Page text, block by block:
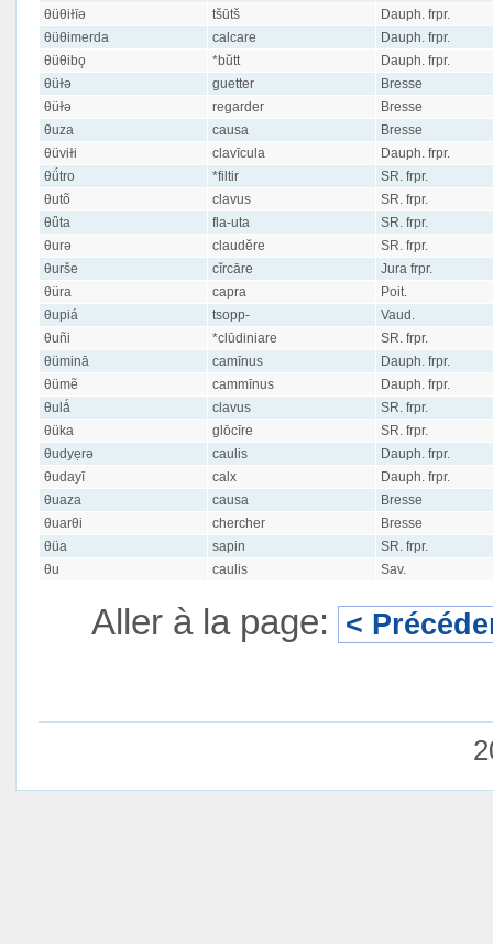
θüθiɫīə
tšūtš
Dauph. frpr.
θüθimerda
calcare
Dauph. frpr.
θüθibǫ
*bŭtt
Dauph. frpr.
θüɫə
guetter
Bresse
θüɫə
regarder
Bresse
θuza
causa
Bresse
θüviɫi
clavīcula
Dauph. frpr.
θǘtro
*filtir
SR. frpr.
θutõ
clavus
SR. frpr.
θǖta
fla-uta
SR. frpr.
θurə
claudĕre
SR. frpr.
θurše
cĭrcāre
Jura frpr.
θüra
capra
Poit.
θupiá
tsopp-
Vaud.
θuñi
*clūdiniare
SR. frpr.
θüminā
camīnus
Dauph. frpr.
θümẽ
cammīnus
Dauph. frpr.
θulǻ
clavus
SR. frpr.
θüka
glōcīre
SR. frpr.
θudyẹrə
caulis
Dauph. frpr.
θudayī
calx
Dauph. frpr.
θuaza
causa
Bresse
θuarθi
chercher
Bresse
θüa
sapin
SR. frpr.
θu
caulis Sav.
Aller à la page: <